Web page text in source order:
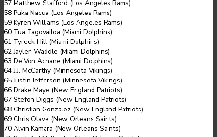
57 Matthew Stafford (Los Angeles Rams)
58 Puka Nacua (Los Angeles Rams)
59 Kyren Williams (Los Angeles Rams)
60 Tua Tagovailoa (Miami Dolphins)
61 Tyreek Hill (Miami Dolphins)
62 Jaylen Waddle (Miami Dolphins)
63 De'Von Achane (Miami Dolphins)
64 J.J. McCarthy (Minnesota Vikings)
65 Justin Jefferson (Minnesota Vikings)
66 Drake Maye (New England Patriots)
67 Stefon Diggs (New England Patriots)
68 Christian Gonzalez (New England Patriots)
69 Chris Olave (New Orleans Saints)
70 Alvin Kamara (New Orleans Saints)